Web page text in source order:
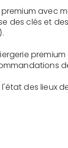
avec
des clés et
des lieux